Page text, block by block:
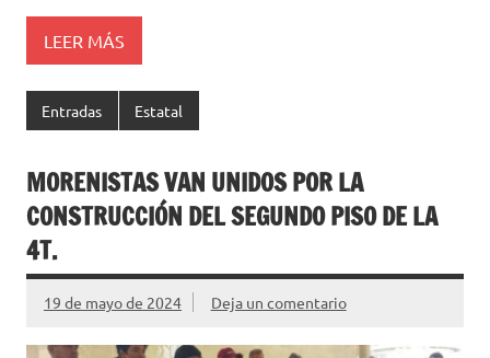
LEER MÁS
Entradas Estatal
MORENISTAS VAN UNIDOS POR LA
CONSTRUCCIÓN DEL SEGUNDO PISO DE LA
4T.
19 de mayo de 2024 Deja un comentario